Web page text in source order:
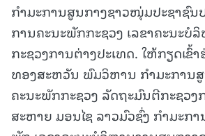
ກໍາມະການສູນກາງຊາວໜຸ່ມປະຊາຊົນ
ການຄະນະພັກກະຊວງ ເລຂາຄະນະ
ກະຊວງການຕ່າງປະເທດ. ໃຫ້ກຽດເຂົ້
ທອງສະຫວັນ ພົມວິຫານ ກໍາມະການ
ຄະນະພັກກະຊວງ ລັດຖະມົນຕີກະຊວງ
ສະຫາຍ ມອນໄຊ ລາວມົວຊົ່ງ ກໍາມະກ